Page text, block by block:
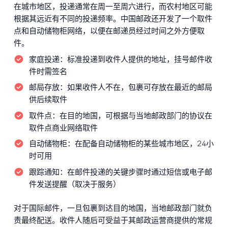
在城市地区，投递通常在周一至周六进行，而农村地区可能
根据其远近有不同的投递频率。中国邮政还开发了一个取件
点和自动储物柜网络，以便在邮递员经过时间之外方便取
件。
家庭投递： 标准投递到收件人提供的地址，挂号邮件收
件时需签名
邮局存放： 如果收件人不在，包裹可存放在最近的邮局
供后续取件
取件点： 在目的地国，可根据与当地邮政部门的协议在
取件点商业网络取件
自动储物柜： 在配备自动储物柜的某些城市地区，24小
时可用
跟踪通知： 在邮件投递的关键步骤时通过短信或电子邮
件发送提醒（取决于服务）
对于国际邮件，一旦包裹到达目的地国，当地邮政部门就负
责最终配送。收件人随后可受益于其邮政运营商提供的常规